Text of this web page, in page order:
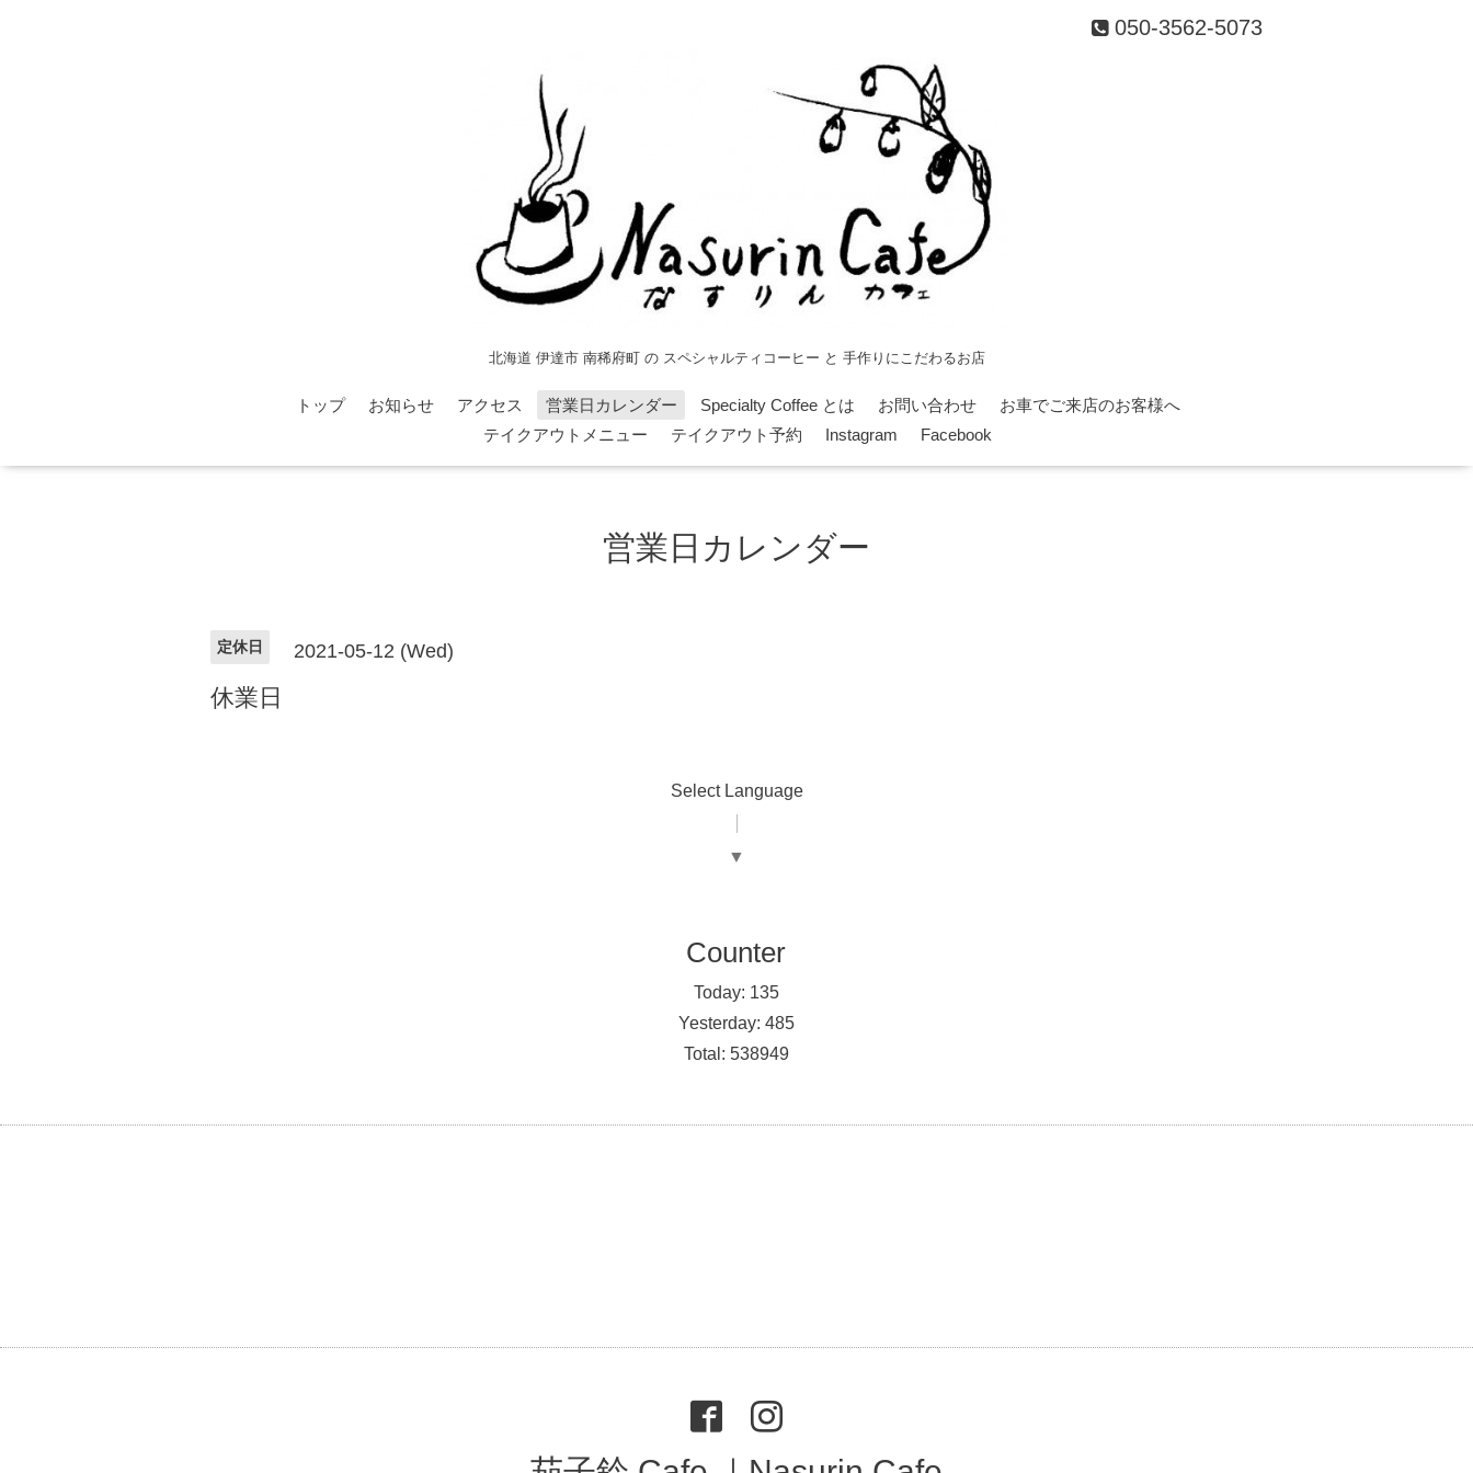
050-3562-5073
北海道 伊達市 南稀府町 の スペシャルティコーヒー と 手作りにこだわるお店
トップ お知らせ アクセス 営業日カレンダー Specialty Coffee とは お問い合わせ
お車でご来店のお客様へ
テイクアウトメニュー
テイクアウト予約 Instagram Facebook
営業日カレンダー
定休日 2021-05-12 (Wed)
休業日
Select Language
▼
Counter
Today: 135
Yesterday: 485
Total: 538949